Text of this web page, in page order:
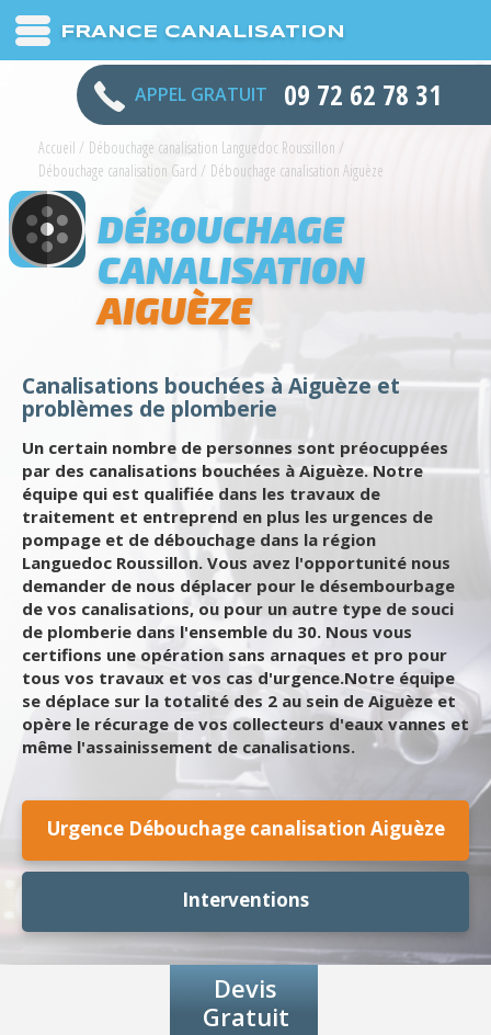
FRANCE CANALISATION
APPEL GRATUIT 09 72 62 78 31
Accueil / Débouchage canalisation Languedoc Roussillon /
Débouchage canalisation Gard / Débouchage canalisation Aiguèze
DÉBOUCHAGE
CANALISATION
AIGUÈZE
Canalisations bouchées à Aiguèze et
problèmes de plomberie
Un certain nombre de personnes sont préocuppées
par des canalisations bouchées à Aiguèze. Notre
équipe qui est qualifiée dans les travaux de
traitement et entreprend en plus les urgences de
pompage et de débouchage dans la région
Languedoc Roussillon. Vous avez l'opportunité nous
demander de nous déplacer pour le désembourbage
de vos canalisations, ou pour un autre type de souci
de plomberie dans l'ensemble du 30. Nous vous
certifions une opération sans arnaques et pro pour
tous vos travaux et vos cas d'urgence.Notre équipe
se déplace sur la totalité des 2 au sein de Aiguèze et
opère le récurage de vos collecteurs d'eaux vannes et
même l'assainissement de canalisations.
Urgence Débouchage canalisation Aiguèze
Interventions
Devis
Gratuit